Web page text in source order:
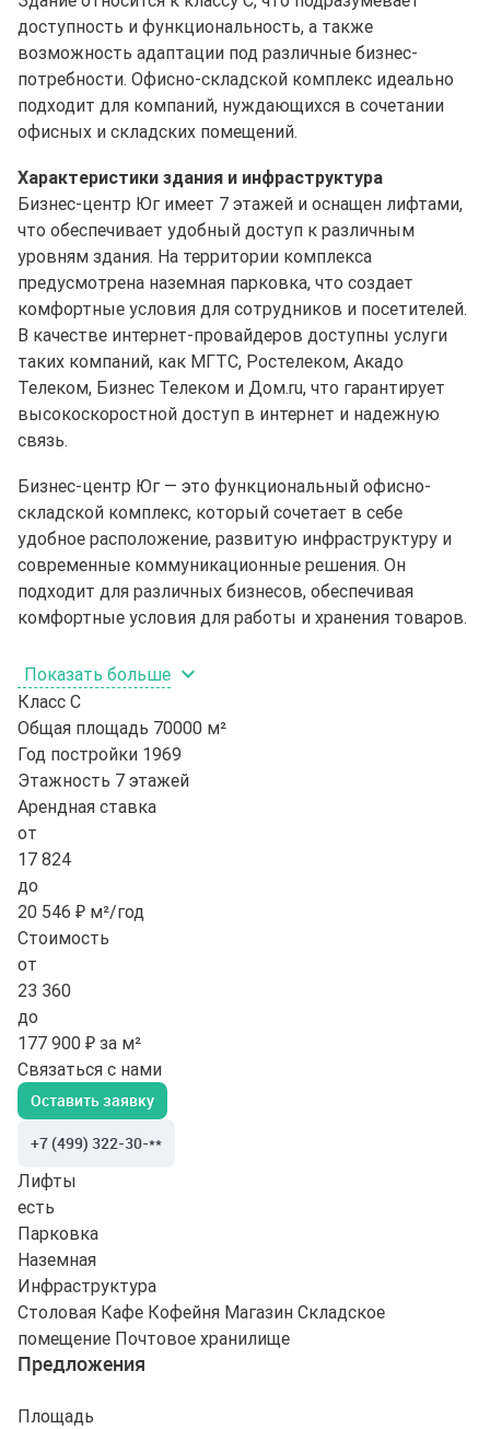
доступность и функциональность, а также
возможность адаптации под различные бизнес-
потребности. Офисно-складской комплекс идеально
подходит для компаний, нуждающихся в сочетании
офисных и складских помещений.
Характеристики здания и инфраструктура
Бизнес-центр Юг имеет 7 этажей и оснащен лифтами,
что обеспечивает удобный доступ к различным
уровням здания. На территории комплекса
предусмотрена наземная парковка, что создает
комфортные условия для сотрудников и посетителей.
В качестве интернет-провайдеров доступны услуги
таких компаний, как МГТС, Ростелеком, Акадо
Телеком, Бизнес Телеком и Дом.ru, что гарантирует
высокоскоростной доступ в интернет и надежную
связь.
Бизнес-центр Юг — это функциональный офисно-
складской комплекс, который сочетает в себе
удобное расположение, развитую инфраструктуру и
современные коммуникационные решения. Он
подходит для различных бизнесов, обеспечивая
комфортные условия для работы и хранения товаров.
Показать больше
Класс C
Общая площадь 70000 м²
Год постройки 1969
Этажность 7 этажей
Арендная ставка
от
17 824
до
20 546 ₽ м²/год
Стоимость
от
23 360
до
177 900 ₽ за м²
Связаться с нами
Оставить заявку
+7 (499) 322-30-**
Лифты
есть
Парковка
Наземная
Инфраструктура
Столовая Кафе Кофейня Магазин Складское
помещение Почтовое хранилище
Предложения
Площадь